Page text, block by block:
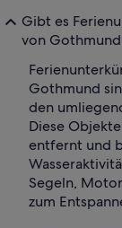
Gibt es
von
Gothmund
den
Diese
entfernt und
Segeln,
zum